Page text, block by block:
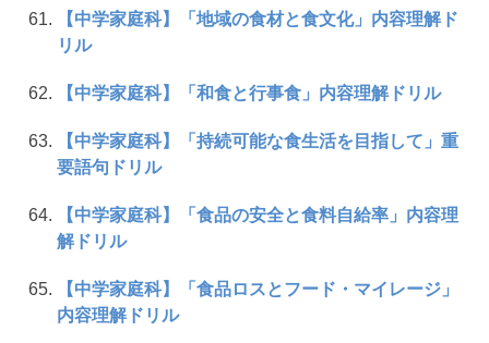
【中学家庭科】「地域の食材と食文化」内容理解ド
リル
【中学家庭科】「和食と行事食」内容理解ドリル
【中学家庭科】「持続可能な食生活を目指して」重
要語句ドリル
【中学家庭科】「食品の安全と食料自給率」内容理
解ドリル
【中学家庭科】「食品ロスとフード・マイレージ」
内容理解ドリル